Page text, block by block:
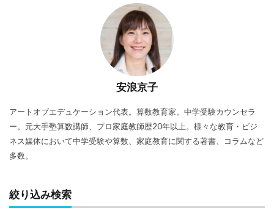
安浪京子
アートオブエデュケーション代表。算数教育家。中学受験カウンセラ
ー。元大手塾算数講師、プロ家庭教師歴20年以上。様々な教育・ビジ
ネス媒体において中学受験や算数、家庭教育に関する著書、コラムなど
多数。
絞り込み検索